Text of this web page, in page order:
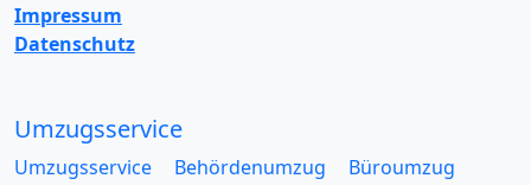
Impressum
Datenschutz
Umzugsservice
Umzugsservice Behördenumzug
Büroumzug